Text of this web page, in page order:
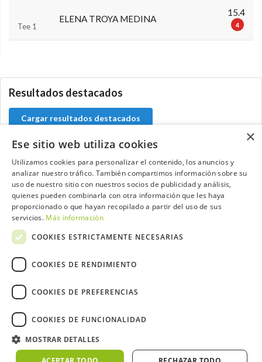
Tee 1
ELENA TROYA MEDINA
15.4
4
Resultados destacados
Cargar resultados destacados
Contacta con el equipo de NextCaddy
Opina Contacta
2026 ©NextCaddy.
Política de Privacidad
×
Ese sitio web utiliza cookies
Utilizamos cookies para personalizar el contenido, los anuncios y
analizar nuestro tráfico. También compartimos información sobre su
uso de nuestro sitio con nuestros socios de publicidad y análisis,
quienes pueden combinarla con otra información que les haya
proporcionado o que hayan recopilado a partir del uso de sus
servicios. Más información
COOKIES ESTRICTAMENTE NECESARIAS
COOKIES DE RENDIMIENTO
COOKIES DE PREFERENCIAS
COOKIES DE FUNCIONALIDAD
MOSTRAR DETALLES